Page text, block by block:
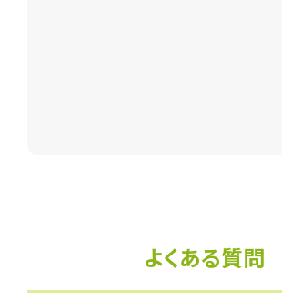
よくある質問